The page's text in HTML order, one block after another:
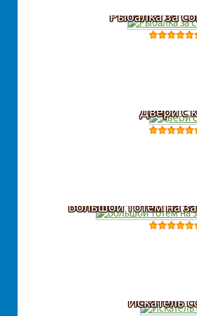
Рыбалка за
Двери с
Большой Тотем на
Искатель